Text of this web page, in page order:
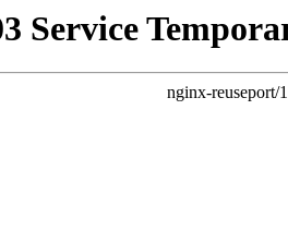
Service
nginx-reuseport/